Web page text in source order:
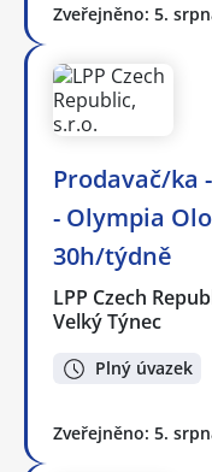
Zveřejněno: 5.
Prodavač/ka
- Olympia
30h/týdně
LPP Czech
Velký Týnec
Plný úvazek
Zveřejněno: 5.